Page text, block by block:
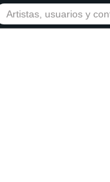
INICIO